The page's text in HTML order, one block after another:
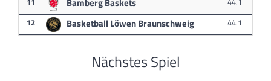
Bamberg Baskets
12
Basketball Löwen Braunschweig 44.1
Nächstes Spiel